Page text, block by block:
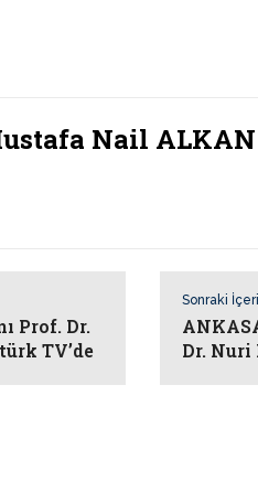
Nail ALKAN
Prof. Dr.
TV’de
Sonraki
Dr. Nuri